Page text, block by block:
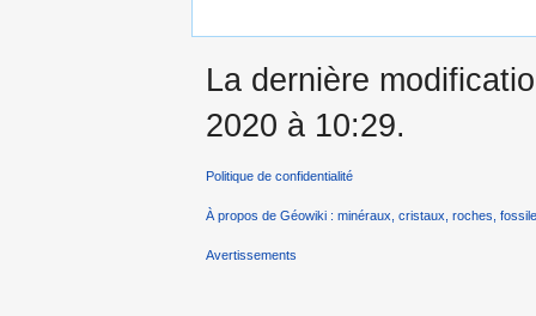
La dernière
2020 à 10:29.
Politique de confidentialité
À propos de Géowiki : minéraux, cristaux, roches,
Avertissements